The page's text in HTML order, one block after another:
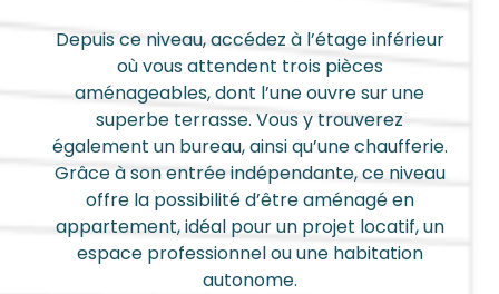
Depuis ce niveau, accédez à l’étage inférieur
où vous attendent trois pièces
aménageables, dont l’une ouvre sur une
superbe terrasse. Vous y trouverez
également un bureau, ainsi qu’une chaufferie.
Grâce à son entrée indépendante, ce niveau
offre la possibilité d’être aménagé en
appartement, idéal pour un projet locatif, un
espace professionnel ou une habitation
autonome.